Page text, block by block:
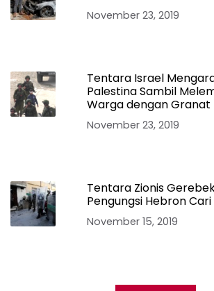
November 23, 2019
Tentara Israel
Palestina Sambil
Warga dengan Granat
November 23, 2019
Tentara Zionis
Pengungsi Hebron
November 15, 2019